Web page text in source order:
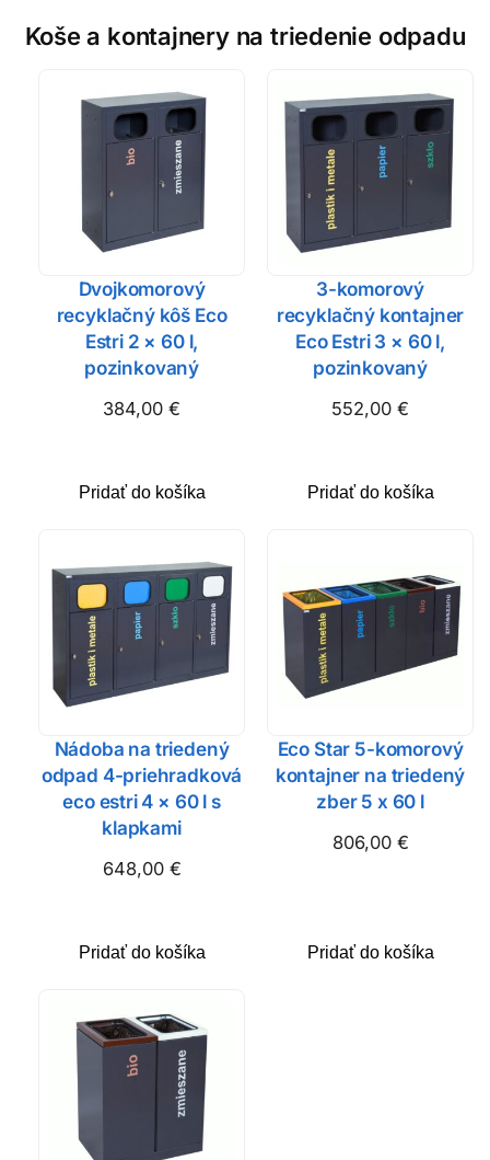
Koše a kontajnery na triedenie odpadu
Dvojkomorový
recyklačný kôš Eco
Estri 2 × 60 l,
pozinkovaný
384,00 €
Pridať do košíka
3-komorový
recyklačný kontajner
Eco Estri 3 × 60 l,
pozinkovaný
552,00 €
Pridať do košíka
Nádoba na triedený
odpad 4-priehradková
eco estri 4 × 60 l s
klapkami
648,00 €
Pridať do košíka
Eco Star 5-komorový
kontajner na triedený
zber 5 x 60 l
806,00 €
Pridať do košíka